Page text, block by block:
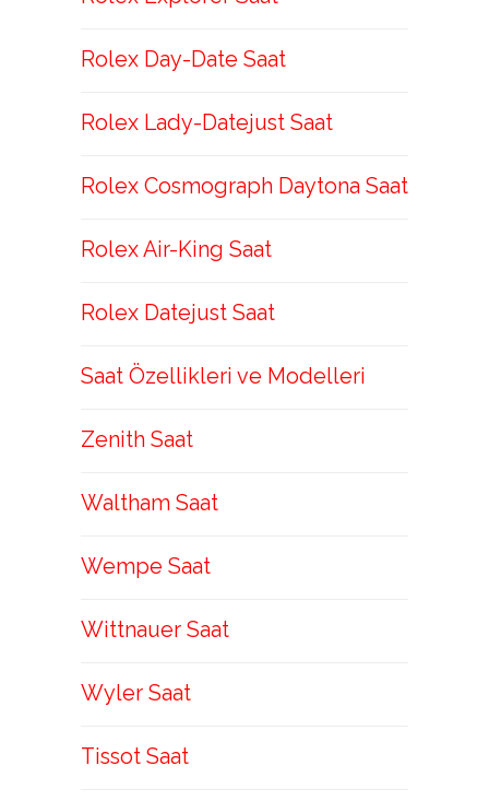
Rolex Day-Date Saat
Rolex Lady-Datejust Saat
Rolex Cosmograph Daytona Saat
Rolex Air-King Saat
Rolex Datejust Saat
Saat Özellikleri ve Modelleri
Zenith Saat
Waltham Saat
Wempe Saat
Wittnauer Saat
Wyler Saat
Tissot Saat